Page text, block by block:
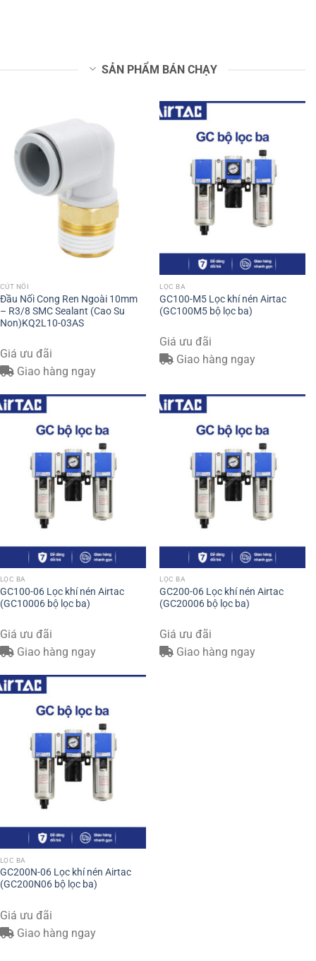
SẢN PHẨM BÁN CHẠY
CÚT NỐI
Đầu Nối Cong Ren Ngoài 10mm
– R3/8 SMC Sealant (Cao Su
Non)KQ2L10-03AS
Giá ưu đãi
Giao hàng ngay
LỌC BA
GC100-M5 Lọc khí nén Airtac
(GC100M5 bộ lọc ba)
Giá ưu đãi
Giao hàng ngay
LỌC BA
GC100-06 Lọc khí nén Airtac
(GC10006 bộ lọc ba)
Giá ưu đãi
Giao hàng ngay
LỌC BA
GC200-06 Lọc khí nén Airtac
(GC20006 bộ lọc ba)
Giá ưu đãi
Giao hàng ngay
LỌC BA
GC200N-06 Lọc khí nén Airtac
(GC200N06 bộ lọc ba)
Giá ưu đãi
Giao hàng ngay